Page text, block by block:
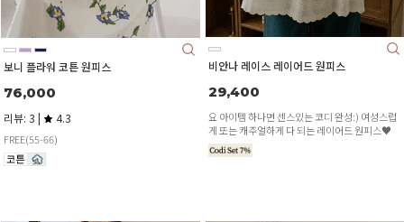
보니 플라워 코튼 원피스
76,000
리뷰: 3 | 4.3
FREE(55-66)
비안나 레이스 레이어드 원피스
29,400
요 아이템 하나면 센스있는 코디 완성:) 여성스럽
게 또는 캐주얼하게 다 되는 레이어드 원피스♥